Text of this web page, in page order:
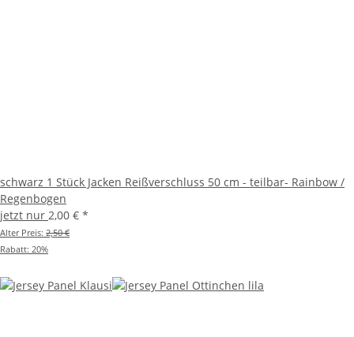
schwarz 1 Stück Jacken Reißverschluss 50 cm - teilbar- Rainbow /
Regenbogen
jetzt nur 2,00 € *
Alter Preis: 2,50 €
Rabatt: 20%